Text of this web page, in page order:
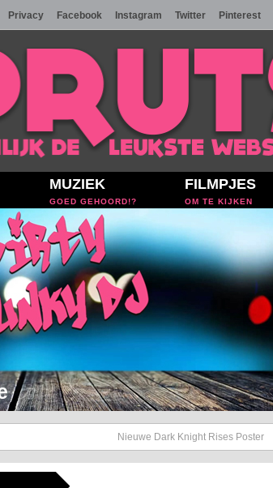
Privacy Facebook Instagram Twitter Pinterest
MUZIEK
GOED GEHOORD!?
FILMPJES
OM TE KIJKEN
Beats
Nieuwe Dark Knight Rises Poster